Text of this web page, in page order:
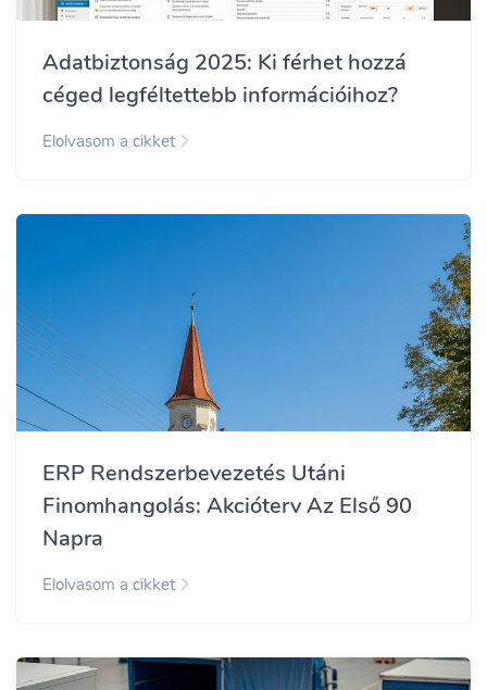
Adatbiztonság 2025: Ki férhet hozzá
céged legféltettebb információihoz?
Elolvasom a cikket
ERP Rendszerbevezetés Utáni
Finomhangolás: Akcióterv Az Első 90
Napra
Elolvasom a cikket